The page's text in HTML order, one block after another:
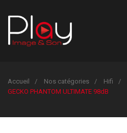
Accueil Nos catégories Hifi
GECKO PHANTOM ULTIMATE 98dB